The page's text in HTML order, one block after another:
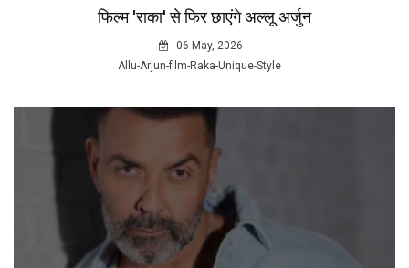
फिल्म 'राका' से फिर छाएंगे अल्लू अर्जुन
06 May, 2026
Allu-Arjun-film-Raka-Unique-Style